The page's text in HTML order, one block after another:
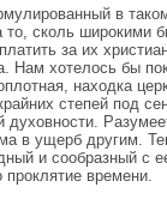
в
то, сколь широкими
за их
Нам хотелось бы
находка
степей под
духовности.
в ущерб другим.
и сообразный с
проклятие времени.